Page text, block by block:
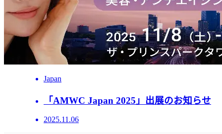
Japan
「AMWC Japan 2025」出展のお知らせ
2025.11.06